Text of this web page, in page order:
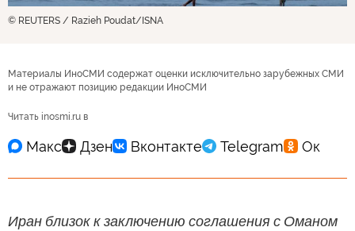
© REUTERS / Razieh Poudat/ISNA
Материалы ИноСМИ содержат оценки исключительно зарубежных СМИ
и не отражают позицию редакции ИноСМИ
Читать inosmi.ru в
Иран близок к заключению соглашения с Оманом